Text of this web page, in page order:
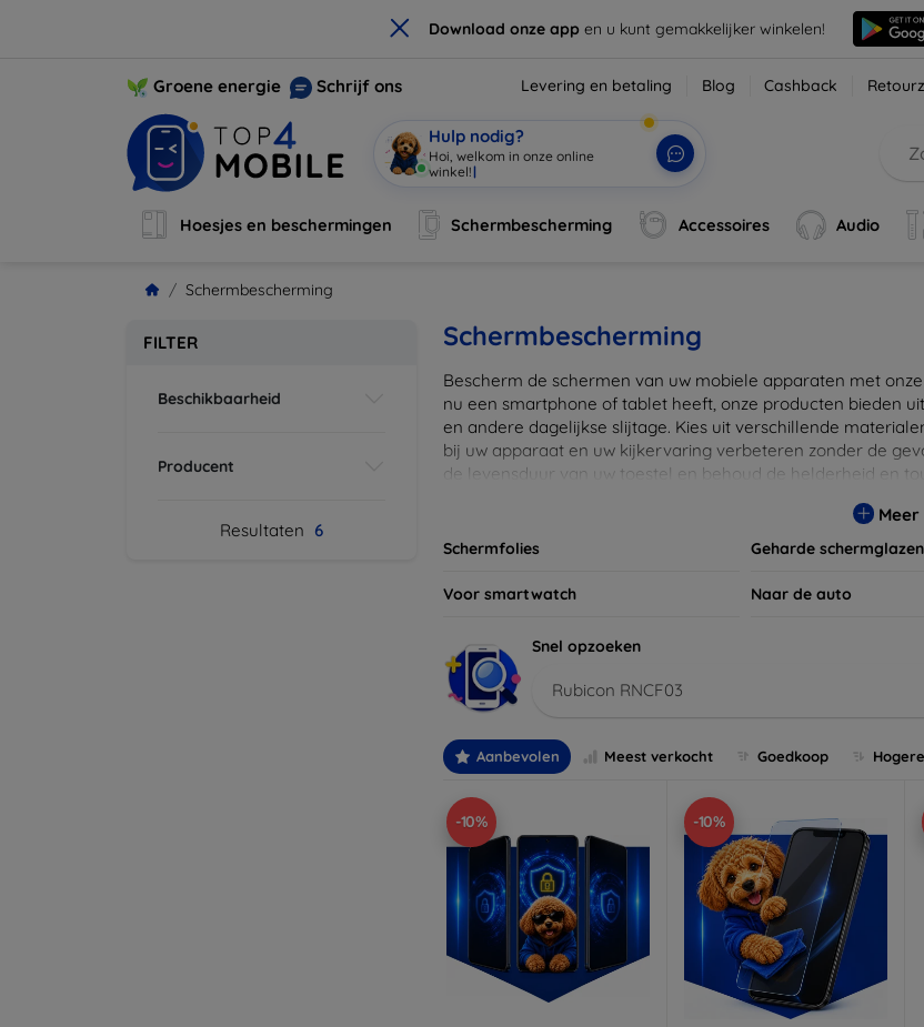
× Download onze app en u kunt gemakkelijker winkelen!
Groene energie Schrijf ons Levering en betaling Blog Cashback
Hulp nodig?
Hoi, welkom in onze onl|
Hoesjes en beschermingen Schermbescherming Accessoires Audio
Schermbescherming
FILTER
Beschikbaarheid
Producent
Resultaten 6
Schermbescherming
Bescherm de schermen van uw mobiele apparaten met
nu een smartphone of tablet heeft, onze producten bieden
en andere dagelijkse slijtage. Kies uit verschillende
bij uw apparaat en uw kijkervaring verbeteren zonder de
de levensduur van uw toestel en behoud de helderheid en
Schermfolies Geharde schermglazen
Voor smartwatch Naar de auto
Snel opzoeken
Rubicon RNCF03
Aanbevolen Meest verkocht Goedkoop
-10% -10%